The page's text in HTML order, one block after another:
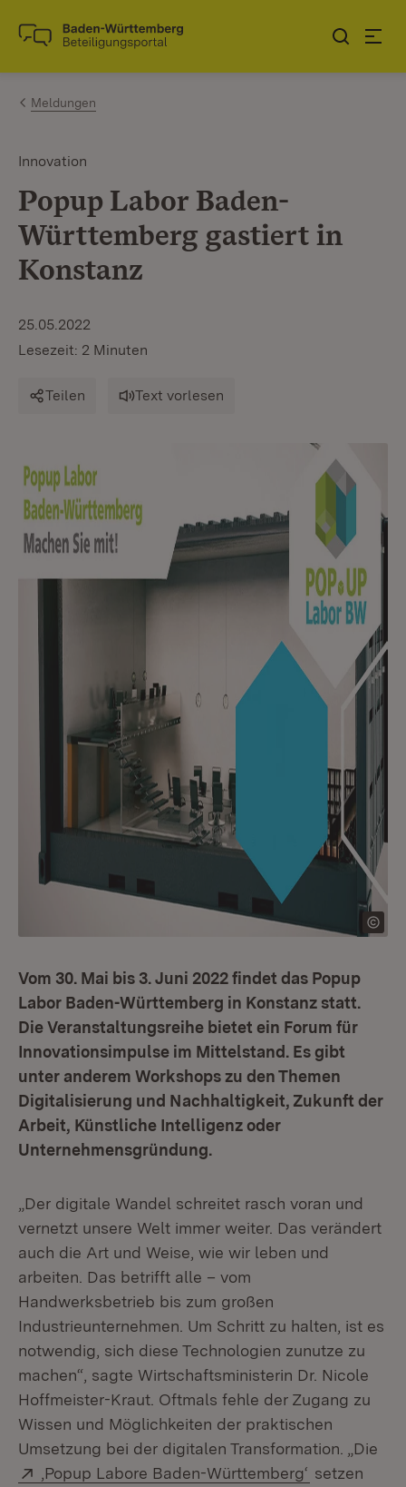
Zum Inhalt springen
Link zur Startseite
Meldungen
Innovation
Popup Labor Baden-
Württemberg gastiert in
Konstanz
25.05.2022
Lesezeit: 2 Minuten
Teilen Text vorlesen
Vom 30. Mai bis 3. Juni 2022 findet das Popup
Labor Baden-Württemberg in Konstanz statt.
Die Veranstaltungsreihe bietet ein Forum für
Innovationsimpulse im Mittelstand. Es gibt
unter anderem Workshops zu den Themen
Digitalisierung und Nachhaltigkeit, Zukunft der
Arbeit, Künstliche Intelligenz oder
Unternehmensgründung.
„Der digitale Wandel schreitet rasch voran und
vernetzt unsere Welt immer weiter. Das verändert
auch die Art und Weise, wie wir leben und
arbeiten. Das betrifft alle – vom
Handwerksbetrieb bis zum großen
Industrieunternehmen. Um Schritt zu halten, ist es
notwendig, sich diese Technologien zunutze zu
machen“, sagte Wirtschaftsministerin Dr. Nicole
Hoffmeister-Kraut. Oftmals fehle der Zugang zu
Wissen und Möglichkeiten der praktischen
Umsetzung bei der digitalen Transformation. „Die
Extern:
‚Popup Labore Baden-Württemberg‘ (Öffnet in
setzen